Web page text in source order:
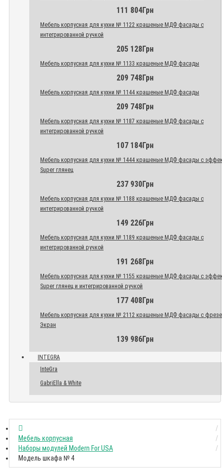
111 804Грн
Мебель корпусная для кухни № 1122 крашеные МДФ фасады с
интегрированной ручкой
205 128Грн
Мебель корпусная для кухни № 1133 крашеные МДФ фасады
209 748Грн
Мебель корпусная для кухни № 1144 крашеные МДФ фасады
209 748Грн
Мебель корпусная для кухни № 1187 крашеные МДФ фасады с
интегрированной ручкой
107 184Грн
Мебель корпусная для кухни № 1444 крашеные МДФ фасады с
Super глянец
237 930Грн
Мебель корпусная для кухни № 1188 крашеные МДФ фасады с
интегрированной ручкой
149 226Грн
Мебель корпусная для кухни № 1189 крашеные МДФ фасады с
интегрированной ручкой
191 268Грн
Мебель корпусная для кухни № 1155 крашеные МДФ фасады с
Super глянец и интегрированной ручкой
177 408Грн
Мебель корпусная для кухни № 2112 крашеные МДФ фасады с
Экран
139 986Грн
INTEGRA
InteGra
GabriElla & White
Мебель корпусная
Наборы модулей Modern For USA
Модель шкафа № 4